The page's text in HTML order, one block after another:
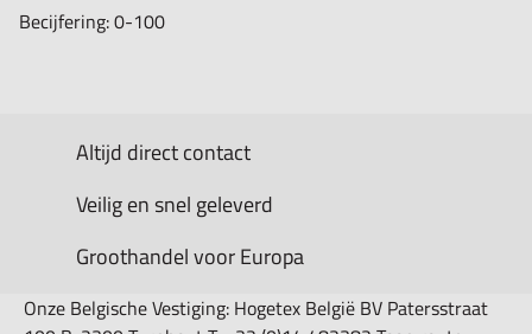
Becijfering: 0-100
Altijd direct contact
Veilig en snel geleverd
Groothandel voor Europa
Onze Belgische Vestiging: Hogetex België BV Patersstraat